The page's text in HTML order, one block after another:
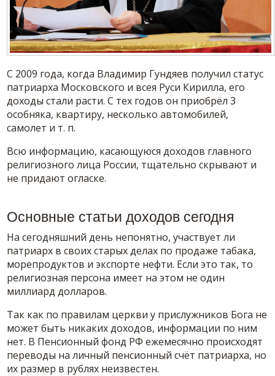
С 2009 года, когда Владимир Гундяев получил статус
патриарха Московского и всея Руси Кирилла, его
доходы стали расти. С тех годов он приобрёл 3
особняка, квартиру, несколько автомобилей,
самолет и т. п.
Всю информацию, касающуюся доходов главного
религиозного лица России, тщательно скрывают и
не придают огласке.
Основные статьи доходов сегодня
На сегодняшний день непонятно, участвует ли
патриарх в своих старых делах по продаже табака,
морепродуктов и экспорте нефти. Если это так, то
религиозная персона имеет на этом не один
миллиард долларов.
Так как по правилам церкви у прислужников Бога не
может быть никаких доходов, информации по ним
нет. В Пенсионный фонд РФ ежемесячно происходят
переводы на личный пенсионный счёт патриарха, но
их размер в рублях неизвестен.